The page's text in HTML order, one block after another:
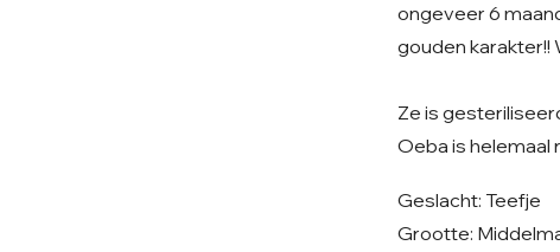
ongeveer 6
gouden karakter!!
Ze is
Oeba is helemaal
Geslacht: Teefje
Grootte: